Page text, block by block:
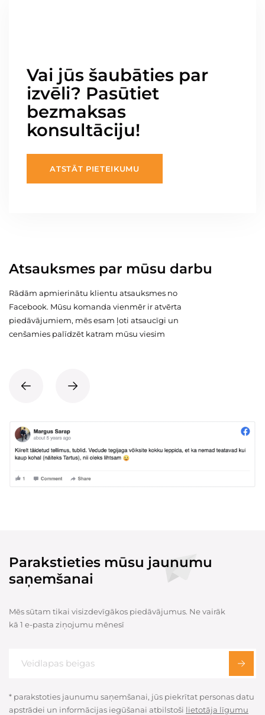
Vai jūs šaubāties par
izvēli? Pasūtiet
bezmaksas
konsultāciju!
ATSTĀT PIETEIKUMU
Atsauksmes par mūsu darbu
Rādām apmierinātu klientu atsauksmes no
Facebook. Mūsu komanda vienmēr ir atvērta
piedāvājumiem, mēs esam ļoti atsaucīgi un
cenšamies palīdzēt katram mūsu viesim
Parakstieties mūsu jaunumu
saņemšanai
Mēs sūtam tikai visizdevīgākos piedāvājumus. Ne vairāk
kā 1 e-pasta ziņojumu mēnesī
* parakstoties jaunumu saņemšanai, jūs piekrītat personas datu
apstrādei un informācijas iegūšanai atbilstoši lietotāja līgumu